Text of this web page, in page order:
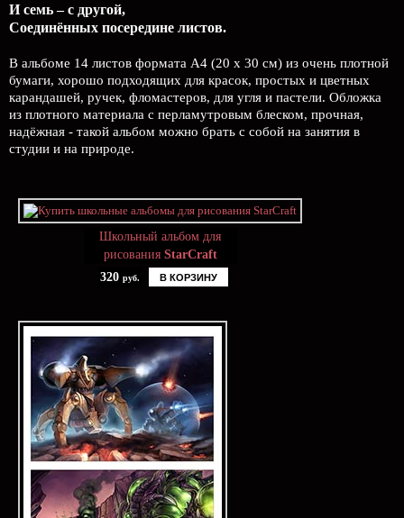
И семь – с другой,
Соединённых посередине листов.
В альбоме 14 листов формата А4 (20 х 30 см) из очень плотной
бумаги, хорошо подходящих для красок, простых и цветных
карандашей, ручек, фломастеров, для угля и пастели. Обложка
из плотного материала с перламутровым блеском, прочная,
надёжная - такой альбом можно брать с собой на занятия в
студии и на природе.
Школьный альбом для
рисования StarCraft
320 руб. В КОРЗИНУ